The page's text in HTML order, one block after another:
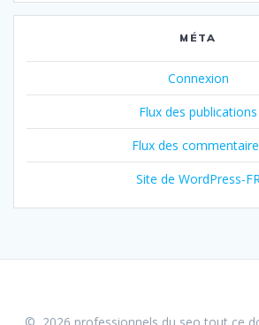
MÉTA
Connexion
Flux des publications
Flux des
Site de WordPress-